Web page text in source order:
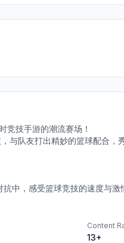
技手游的潮流赛场！
与队友打出精妙的篮球配合，
中，感受篮球竞技的速度与激
Content
13+